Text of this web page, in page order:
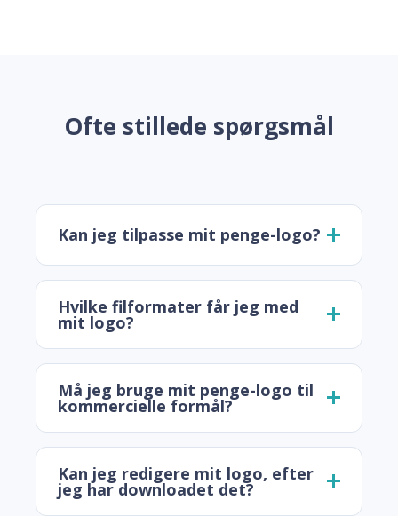
Ofte stillede spørgsmål
Kan jeg tilpasse mit penge-logo?
Hvilke filformater får jeg med
mit logo?
Må jeg bruge mit penge-logo til
kommercielle formål?
Kan jeg redigere mit logo, efter
jeg har downloadet det?